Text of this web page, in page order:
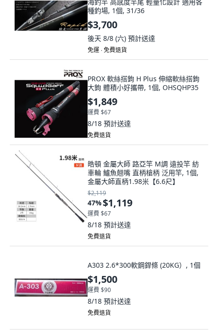
種釣場, 1個, 31/36
$3,700
後天 8/8 (六) 預計送達
免運 ∙ 免費退貨
PROX 軟絲搭鉤 H Plus 伸縮軟絲搭鉤
大鉤 體積小好攜帶, 1個, OHSQHP35
$1,849
運費 $67
8/18 預計送達
免費退貨
皓頓 金屬大師 路亞竿 M調 遠投竿 紡
車輪 鱸魚翹嘴 直柄槍柄 泛用竿, 1個,
金屬大師直柄1.98米【6.6尺】
$2,119
47%$1,119
運費 $67
8/18 預計送達
免費退貨
A303 2.6*300軟鋼銲條 (20KG）, 1個
$1,500
運費 $90
8/18 預計送達
免費退貨